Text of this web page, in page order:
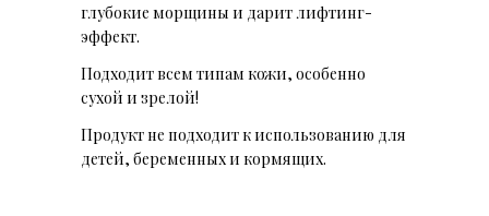
глубокие морщины и дарит лифтинг-
эффект.
Подходит всем типам кожи, особенно
сухой и зрелой!
Продукт не подходит к использованию для
детей, беременных и кормящих.